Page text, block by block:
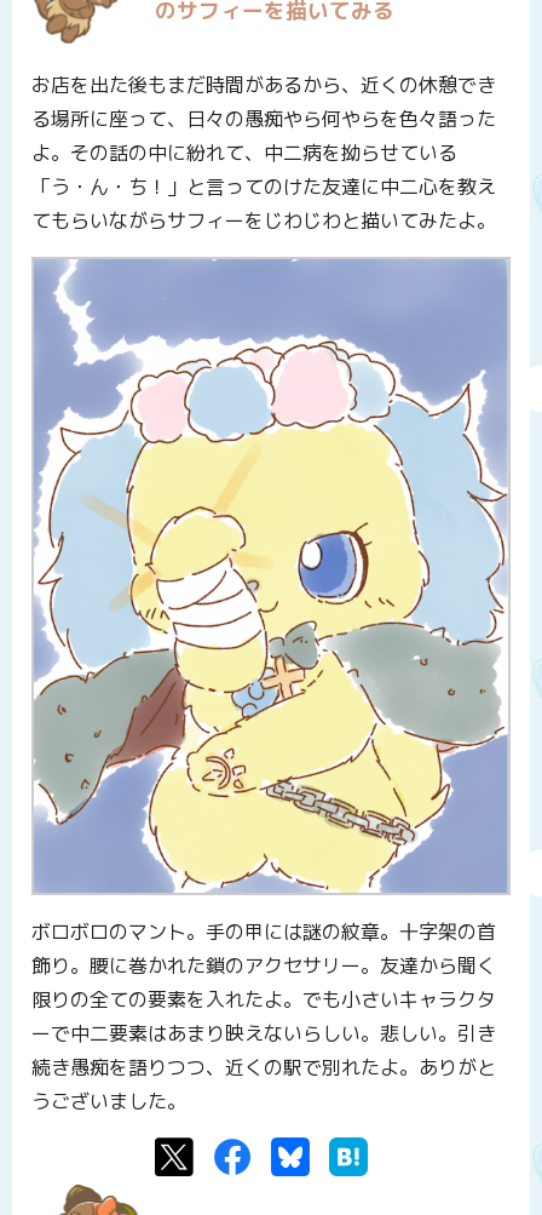
のサフィーを描いてみる
お店を出た後もまだ時間があるから、近くの休憩でき
る場所に座って、日々の愚痴やら何やらを色々語った
よ。その話の中に紛れて、中二病を拗らせている
「う・ん・ち！」と言ってのけた友達に中二心を教え
てもらいながらサフィーをじわじわと描いてみたよ。
ボロボロのマント。手の甲には謎の紋章。十字架の首
飾り。腰に巻かれた鎖のアクセサリー。友達から聞く
限りの全ての要素を入れたよ。でも小さいキャラクタ
ーで中二要素はあまり映えないらしい。悲しい。引き
続き愚痴を語りつつ、近くの駅で別れたよ。ありがと
うございました。
TwitterFacebookBluesky はてなブックマーク